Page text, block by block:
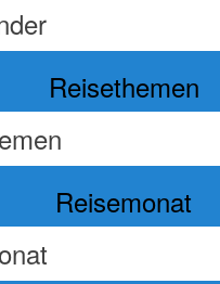
Reisethemen
Reisemonat